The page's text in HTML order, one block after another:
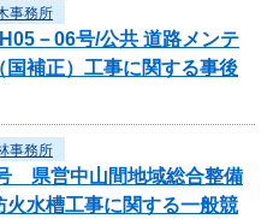
事務所
－06号/公共 道路メンテ
補正）工事に関する事後
事務所
県営中山間地域総合整備
水槽工事に関する一般競